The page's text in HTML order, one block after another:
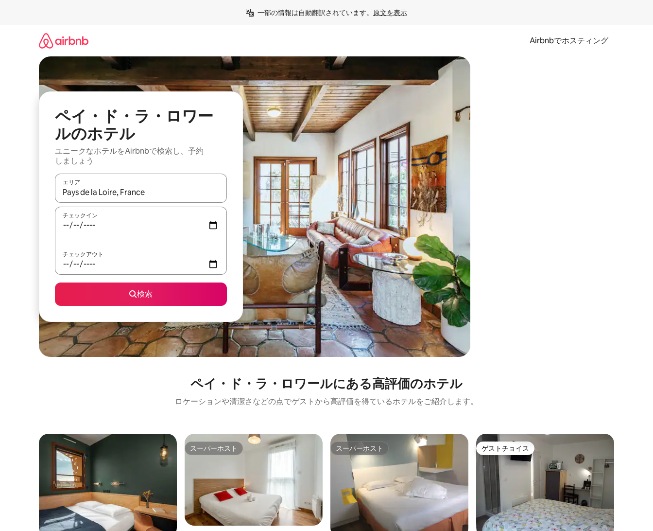
一部の情報は自動翻訳されています。 原文を表示
Airbnbでホスティング
ペイ・ド・ラ・ロワー
ルのホ⁠テ⁠ル
ユニークなホ⁠テ⁠ル⁠をAirbnb⁠で検⁠索⁠し⁠、予⁠約
し⁠ま⁠し⁠ょ⁠う
エリア
検索結果が表示されたら、上下の矢印キーを使って移動するか、画面をタッチまたはスワイプして検索結果を確認することができます。
チェックイン
チェックアウト
検索
ペイ・ド・ラ・ロワールにある高⁠評⁠価⁠のホ⁠テ⁠ル
ロケーションや清潔さなどの点でゲストから高評価を得ているホテルをご紹介します。
スーパーホスト
スーパーホスト スーパーホスト
スーパーホスト ゲストチョイス
ゲストチョイス